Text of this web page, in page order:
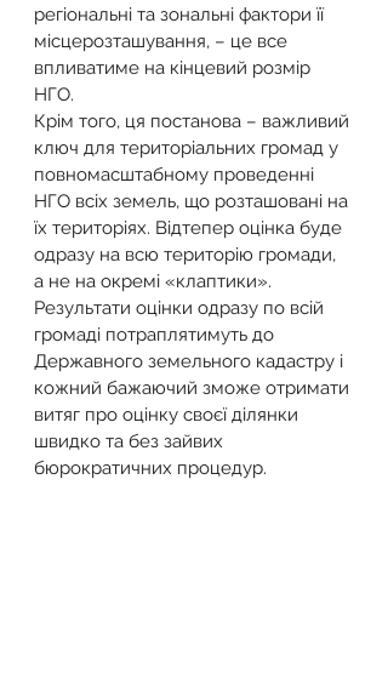
регіональні та зональні фактори її
місцерозташування, – це все
впливатиме на кінцевий розмір
НГО.
Крім того, ця постанова – важливий
ключ для територіальних громад у
повномасштабному проведенні
НГО всіх земель, що розташовані на
їх територіях. Відтепер оцінка буде
одразу на всю територію громади,
а не на окремі «клаптики».
Результати оцінки одразу по всій
громаді потраплятимуть до
Державного земельного кадастру і
кожний бажаючий зможе отримати
витяг про оцінку своєї ділянки
швидко та без зайвих
бюрократичних процедур.